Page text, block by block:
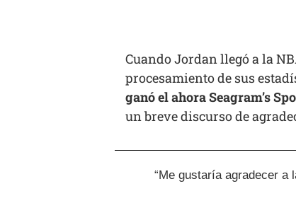
Cuando Jordan llegó a la
procesamiento de sus
ganó el ahora Seagram’s
un breve discurso de
“Me gustaría agradecer a